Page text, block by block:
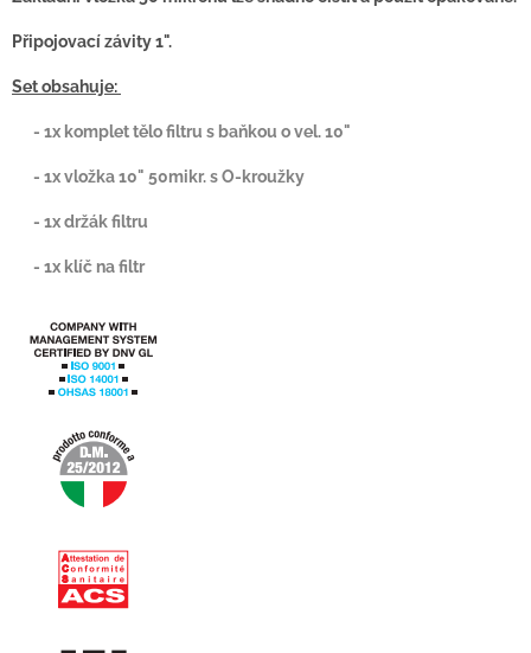
Připojovací závity 1".
Set obsahuje:
- 1x komplet tělo filtru s baňkou o vel. 10"
- 1x vložka 10" 50mikr. s O-kroužky
- 1x držák filtru
- 1x klíč na filtr